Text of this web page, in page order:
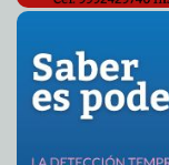
2024-06-21 14:00:23 El
para evitar afectaciones
2024-06-21 13:54:34 UADY
Corea-México Carmen
2024-06-21 13:49:07
Ilustración Claudia Sofía
Más
Universidad de los